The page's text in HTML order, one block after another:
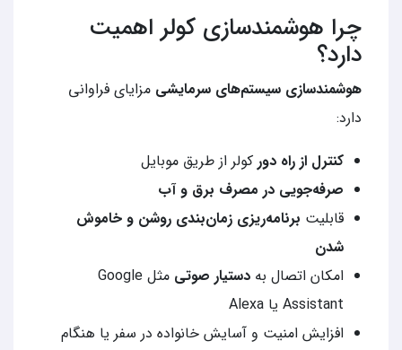
چرا هوشمندسازی کولر اهمیت
دارد؟
هوشمندسازی سیستم‌های سرمایشی مزایای فراوانی
دارد:
کنترل از راه دور کولر از طریق موبایل
صرفه‌جویی در مصرف برق و آب
قابلیت برنامه‌ریزی زمان‌بندی روشن و خاموش
شدن
امکان اتصال به دستیار صوتی
مثل Google
Assistant یا Alexa
افزایش امنیت و آسایش خانواده در سفر یا هنگام